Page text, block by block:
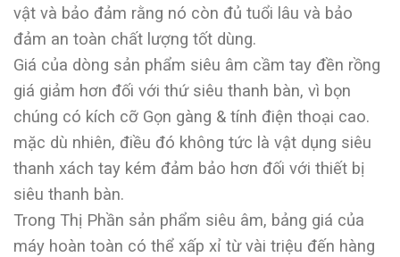
vật và bảo đảm rằng nó còn đủ tuổi lâu và bảo
đảm an toàn chất lượng tốt dùng.
Giá của dòng sản phẩm siêu âm cầm tay đền rồng
giá giảm hơn đối với thứ siêu thanh bàn, vì bọn
chúng có kích cỡ Gọn gàng & tính điện thoại cao.
mặc dù nhiên, điều đó không tức là vật dụng siêu
thanh xách tay kém đảm bảo hơn đối với thiết bị
siêu thanh bàn.
Trong Thị Phần sản phẩm siêu âm, bảng giá của
máy hoàn toàn có thể xấp xỉ từ vài triệu đến hàng